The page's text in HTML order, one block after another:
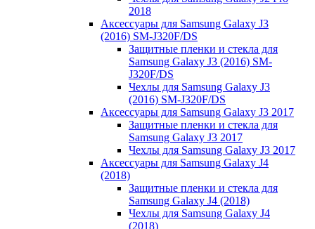
2018
Аксессуары для Samsung Galaxy J3
(2016) SM-J320F/DS
Защитные пленки и стекла для
Samsung Galaxy J3 (2016) SM-
J320F/DS
Чехлы для Samsung Galaxy J3
(2016) SM-J320F/DS
Аксессуары для Samsung Galaxy J3 2017
Защитные пленки и стекла для
Samsung Galaxy J3 2017
Чехлы для Samsung Galaxy J3 2017
Аксессуары для Samsung Galaxy J4
(2018)
Защитные пленки и стекла для
Samsung Galaxy J4 (2018)
Чехлы для Samsung Galaxy J4
(2018)